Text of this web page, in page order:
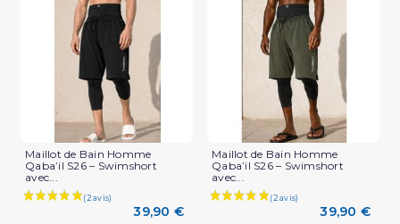
Maillot de Bain Homme
Qaba’il S26 – Swimshort
avec...
39,90 €
Maillot de Bain Homme
Qaba’il S26 – Swimshort
avec...
39,90 €